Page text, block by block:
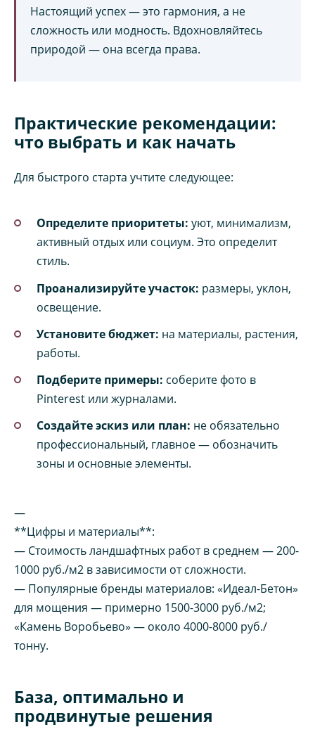
Настоящий успех — это гармония, а не
сложность или модность. Вдохновляйтесь
природой — она всегда права.
Практические рекомендации:
что выбрать и как начать
Для быстрого старта учтите следующее:
Определите приоритеты: уют, минимализм,
активный отдых или социум. Это определит
стиль.
Проанализируйте участок: размеры, уклон,
освещение.
Установите бюджет: на материалы, растения,
работы.
Подберите примеры: соберите фото в
Pinterest или журналами.
Создайте эскиз или план: не обязательно
профессиональный, главное — обозначить
зоны и основные элементы.
—
**Цифры и материалы**:
— Стоимость ландшафтных работ в среднем — 200-
1000 руб./м2 в зависимости от сложности.
— Популярные бренды материалов: «Идеал-Бетон»
для мощения — примерно 1500-3000 руб./м2;
«Камень Воробьево» — около 4000-8000 руб./
тонну.
База, оптимально и
продвинутые решения